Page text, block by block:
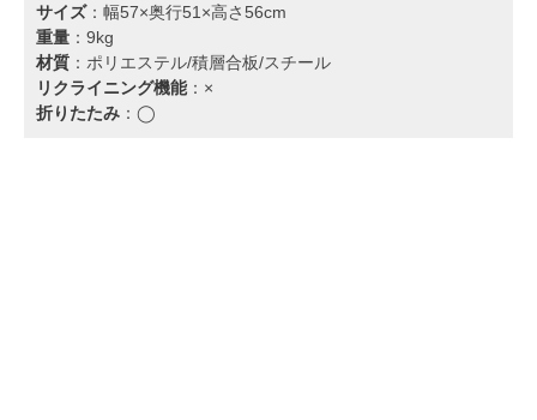
サイズ：幅57×奥行51×高さ56cm
重量 ：9kg
材質 ：ポリエステル/積層合板/スチール
リクライニング機能：×
折りたたみ ：◯